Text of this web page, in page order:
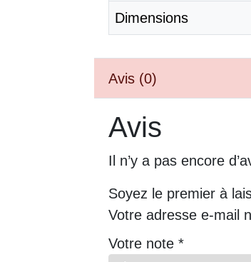
Dimensions
Avis (0)
Avis
Il n’y a pas encore
Soyez le premier à
Votre adresse e-mail
Votre note *